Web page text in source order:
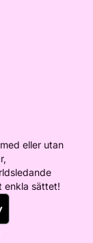
eller utan
enkla sättet!